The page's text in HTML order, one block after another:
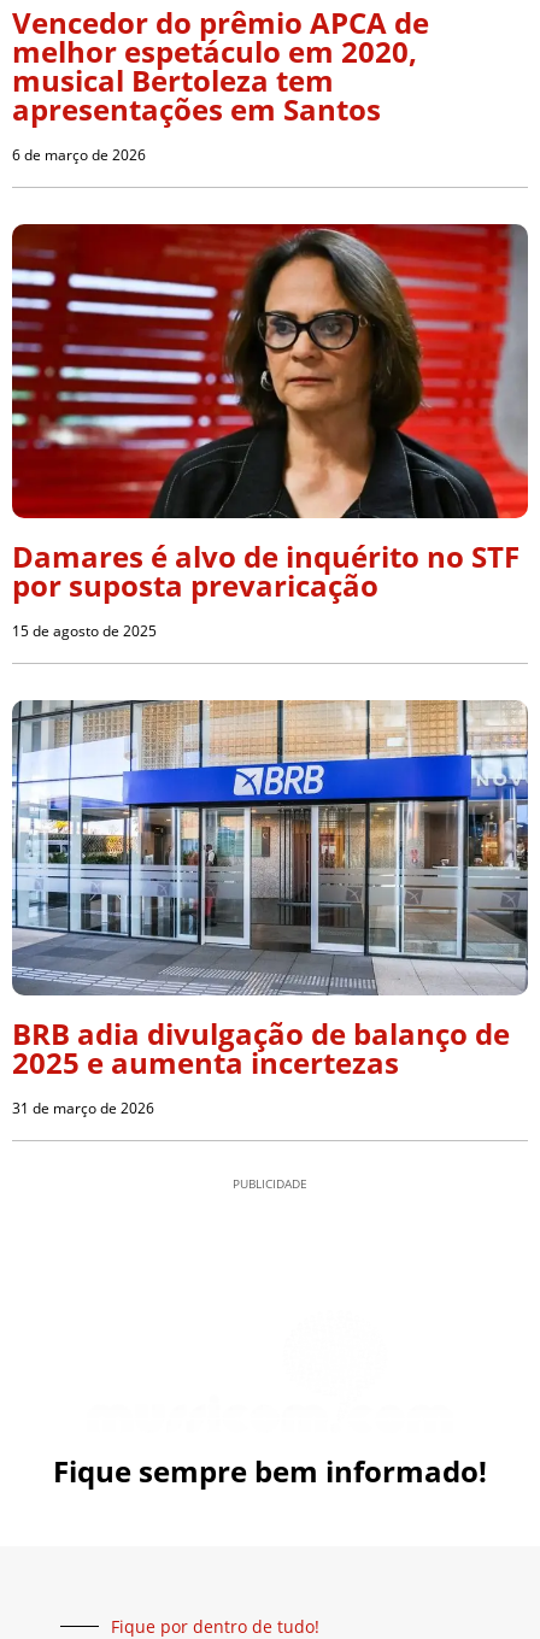
Vencedor do prêmio APCA de
melhor espetáculo em 2020,
musical Bertoleza tem
apresentações em Santos
6 de março de 2026
Damares é alvo de inquérito no STF
por suposta prevaricação
15 de agosto de 2025
BRB adia divulgação de balanço de
2025 e aumenta incertezas
31 de março de 2026
PUBLICIDADE
Fique sempre bem informado!
Fique por dentro de tudo!